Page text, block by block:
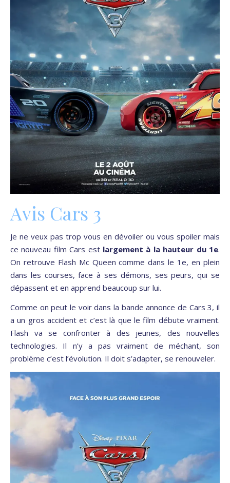
Avis Cars 3
Je ne veux pas trop vous en dévoiler ou vous spoiler mais
ce nouveau film Cars est largement à la hauteur du 1e.
On retrouve Flash Mc Queen comme dans le 1e, en plein
dans les courses, face à ses démons, ses peurs, qui se
dépassent et en apprend beaucoup sur lui.
Comme on peut le voir dans la bande annonce de Cars 3, il
a un gros accident et c’est là que le film débute vraiment.
Flash va se confronter à des jeunes, des nouvelles
technologies. Il n’y a pas vraiment de méchant, son
problème c’est l’évolution. Il doit s’adapter, se renouveler.